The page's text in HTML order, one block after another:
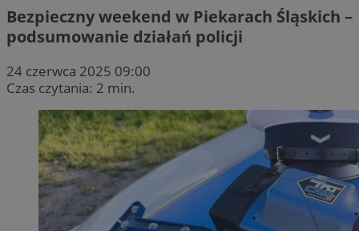
Bezpieczny weekend w Piekarach Śląskich –
podsumowanie działań policji
24 czerwca 2025 09:00
Czas czytania: 2 min.